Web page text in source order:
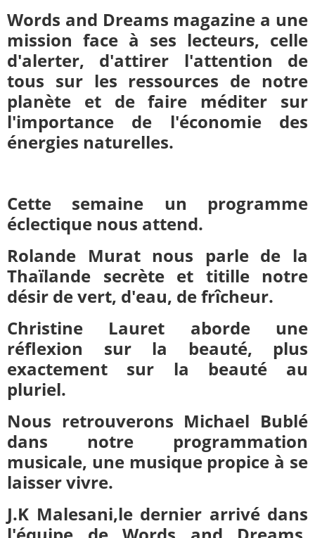
Words and Dreams magazine a une
mission face à ses lecteurs, celle
d'alerter, d'attirer l'attention de
tous sur les ressources de notre
planète et de faire méditer sur
l'importance de l'économie des
énergies naturelles.
Cette semaine un programme
éclectique nous attend.
Rolande Murat nous parle de la
Thaïlande secrète et titille notre
désir de vert, d'eau, de frîcheur.
Christine Lauret aborde une
réflexion sur la beauté, plus
exactement sur la beauté au
pluriel.
Nous retrouverons Michael Bublé
dans notre programmation
musicale, une musique propice à se
laisser vivre.
J.K Malesani,le dernier arrivé dans